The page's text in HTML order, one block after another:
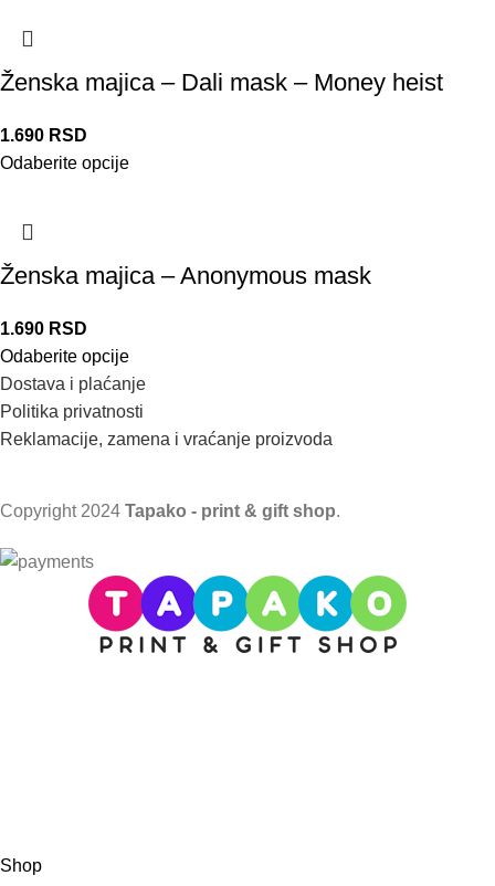
Ženska majica – Dali mask – Money heist
1.690 RSD
Odaberite opcije
Ženska majica – Anonymous mask
1.690 RSD
Odaberite opcije
Dostava i plaćanje
Politika privatnosti
Reklamacije, zamena i vraćanje proizvoda
Copyright 2024 Tapako - print & gift shop.
Shop